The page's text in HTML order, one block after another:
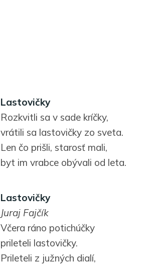
Lastovičky
Rozkvitli sa v sade kríčky,
vrátili sa lastovičky zo sveta.
Len čo prišli, starosť mali,
byt im vrabce obývali od leta.
Lastovičky
Juraj Fajčík
Včera ráno potichúčky
prileteli lastovičky.
Prileteli z južných dialí,